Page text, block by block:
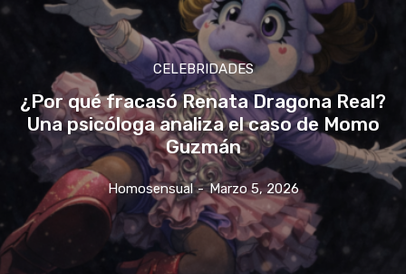
CELEBRIDADES
¿Por qué fracasó Renata Dragona Real?
Una psicóloga analiza el caso de Momo
Guzmán
Homosensual - Marzo 5, 2026